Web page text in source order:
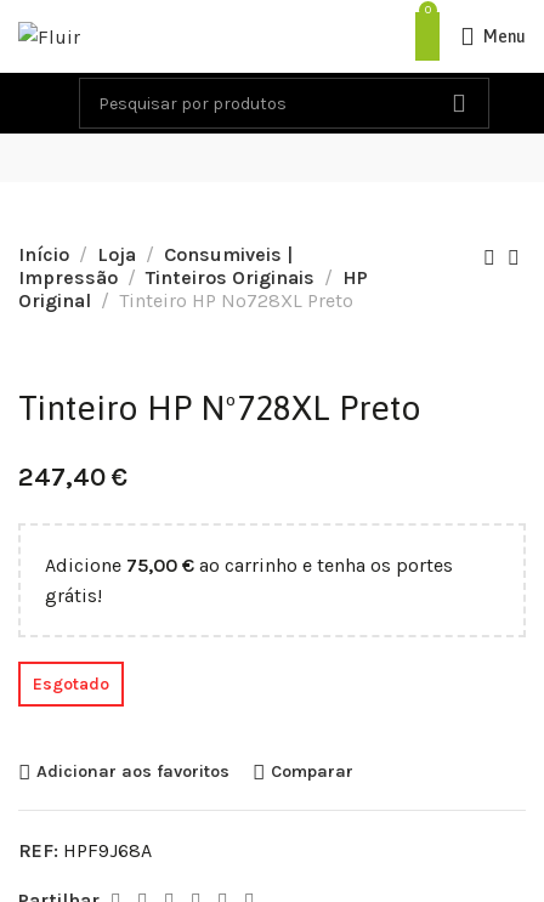
0
Menu
Início Loja
Consumiveis |
Impressão
Tinteiros Originais
HP
Original
Tinteiro HP Nº728XL Preto
Tinteiro HP Nº728XL Preto
247,40€
Adicione 75,00 € ao carrinho e tenha os portes
grátis!
Esgotado
Adicionar aos favoritos Comparar
REF: HPF9J68A